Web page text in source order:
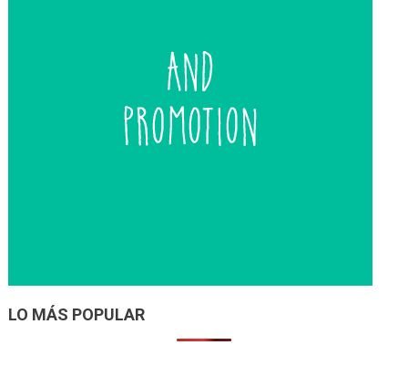
LO MÁS POPULAR